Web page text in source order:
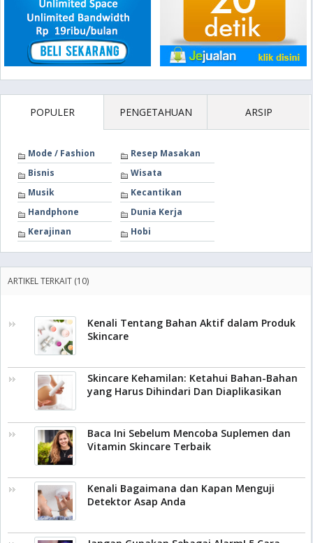
POPULER PENGETAHUAN ARSIP
Mode / Fashion
Resep Masakan
Bisnis
Wisata
Musik
Kecantikan
Handphone
Dunia Kerja
Kerajinan
Hobi
ARTIKEL TERKAIT (10)
Kenali Tentang Bahan Aktif dalam Produk
Skincare
Skincare Kehamilan: Ketahui Bahan-Bahan
yang Harus Dihindari Dan Diaplikasikan
Baca Ini Sebelum Mencoba Suplemen dan
Vitamin Skincare Terbaik
Kenali Bagaimana dan Kapan Menguji
Detektor Asap Anda